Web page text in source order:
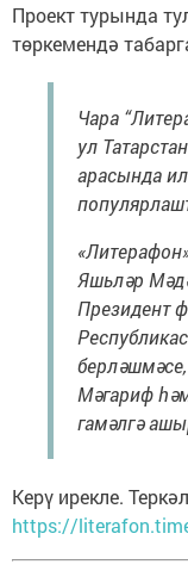
Проект турында
төркемендә
Чара
ул
арасында
Яшьләр
Президент
Мәгариф
гамәлгә
Керү ирекле.
https://